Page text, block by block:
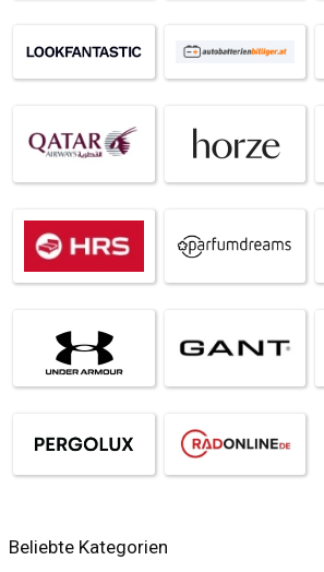
Beliebte Kategorien